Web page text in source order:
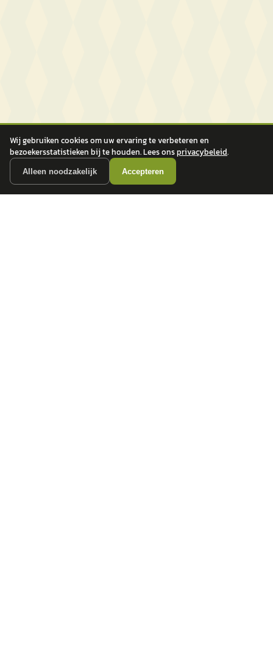
Wij gebruiken cookies om uw ervaring te verbeteren en
bezoekersstatistieken bij te houden. Lees onsprivacybeleid.
Alleen noodzakelijk Accepteren